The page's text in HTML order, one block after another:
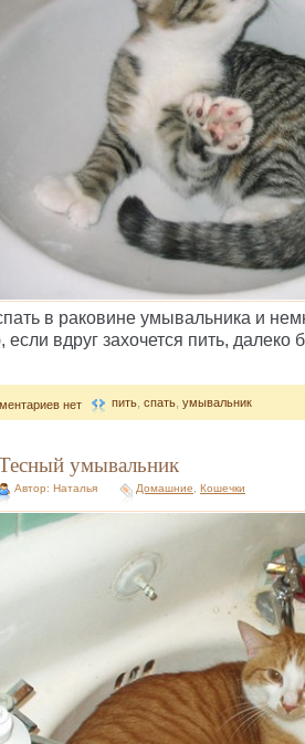
в раковине умывальника и
если вдруг захочется пить, далеко
нет пить спать умывальник
умывальник
Автор: Наталья Домашние Кошечки